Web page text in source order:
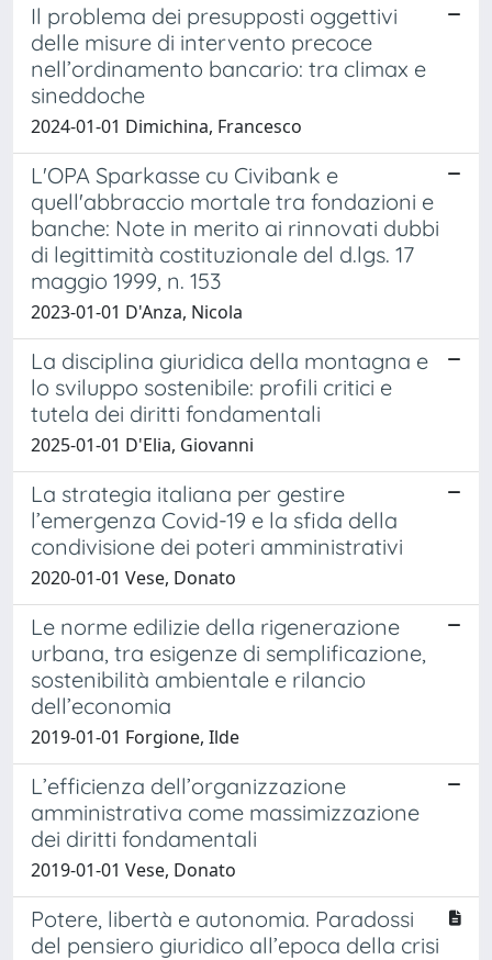
Il problema dei presupposti oggettivi
delle misure di intervento precoce
nell’ordinamento bancario: tra climax e
sineddoche
2024-01-01 Dimichina, Francesco
L'OPA Sparkasse cu Civibank e
quell'abbraccio mortale tra fondazioni e
banche: Note in merito ai rinnovati dubbi
di legittimità costituzionale del d.lgs. 17
maggio 1999, n. 153
2023-01-01 D'Anza, Nicola
La disciplina giuridica della montagna e
lo sviluppo sostenibile: profili critici e
tutela dei diritti fondamentali
2025-01-01 D'Elia, Giovanni
La strategia italiana per gestire
l’emergenza Covid-19 e la sfida della
condivisione dei poteri amministrativi
2020-01-01 Vese, Donato
Le norme edilizie della rigenerazione
urbana, tra esigenze di semplificazione,
sostenibilità ambientale e rilancio
dell’economia
2019-01-01 Forgione, Ilde
L’efficienza dell’organizzazione
amministrativa come massimizzazione
dei diritti fondamentali
2019-01-01 Vese, Donato
Potere, libertà e autonomia. Paradossi
del pensiero giuridico all’epoca della crisi